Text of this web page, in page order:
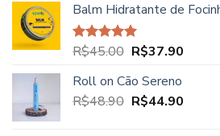
Balm Hidratante de
Avaliação
R$45.00 O
original
era:
R$37.90O
é:
Roll on Cão Sereno
R$48.90 O
R$44.90O